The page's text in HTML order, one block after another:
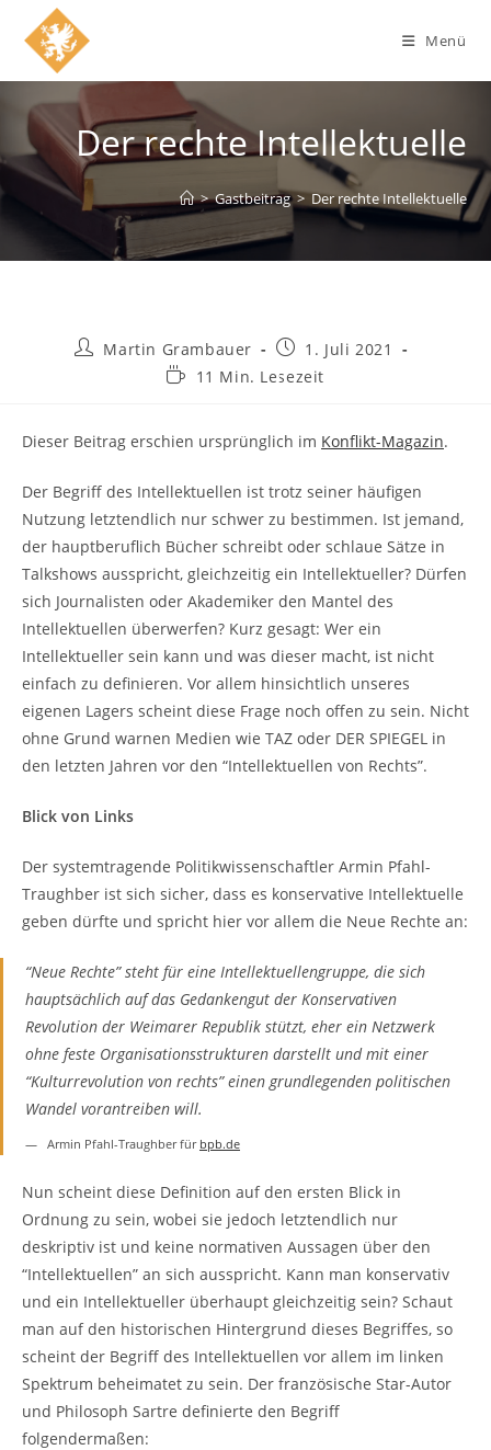
Inhalt
springen
Menü
Der rechte Intellektuelle
> Gastbeitrag > Der rechte Intellektuelle
Beitrags-
Martin Grambauer
Beitrag
veröffentlicht:
1. Juli 2021
Lesedauer:
11 Min. Lesezeit
Dieser Beitrag erschien ursprünglich im Konflikt-Magazin.
Der Begriff des Intellektuellen ist trotz seiner häufigen
Nutzung letztendlich nur schwer zu bestimmen. Ist jemand,
der hauptberuflich Bücher schreibt oder schlaue Sätze in
Talkshows ausspricht, gleichzeitig ein Intellektueller? Dürfen
sich Journalisten oder Akademiker den Mantel des
Intellektuellen überwerfen? Kurz gesagt: Wer ein
Intellektueller sein kann und was dieser macht, ist nicht
einfach zu definieren. Vor allem hinsichtlich unseres
eigenen Lagers scheint diese Frage noch offen zu sein. Nicht
ohne Grund warnen Medien wie TAZ oder DER SPIEGEL in
den letzten Jahren vor den “Intellektuellen von Rechts”.
Blick von Links
Der systemtragende Politikwissenschaftler Armin Pfahl-
Traughber ist sich sicher, dass es konservative Intellektuelle
geben dürfte und spricht hier vor allem die Neue Rechte an:
“Neue Rechte” steht für eine Intellektuellengruppe, die sich
hauptsächlich auf das Gedankengut der Konservativen
Revolution der Weimarer Republik stützt, eher ein Netzwerk
ohne feste Organisationsstrukturen darstellt und mit einer
“Kulturrevolution von rechts” einen grundlegenden politischen
Wandel vorantreiben will.
Armin Pfahl-Traughber für bpb.de
Nun scheint diese Definition auf den ersten Blick in
Ordnung zu sein, wobei sie jedoch letztendlich nur
deskriptiv ist und keine normativen Aussagen über den
“Intellektuellen” an sich ausspricht. Kann man konservativ
und ein Intellektueller überhaupt gleichzeitig sein? Schaut
man auf den historischen Hintergrund dieses Begriffes, so
scheint der Begriff des Intellektuellen vor allem im linken
Spektrum beheimatet zu sein. Der französische Star-Autor
und Philosoph Sartre definierte den Begriff
folgendermaßen: